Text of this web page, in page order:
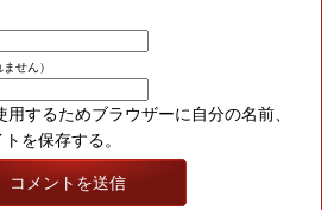
せん）
するためブラウザーに自分の名前、
を保存する。